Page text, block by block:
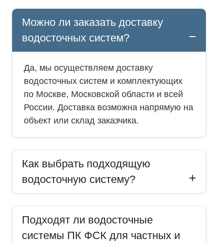
Можно ли заказать доставку
водосточных систем?
Да, мы осуществляем доставку
водосточных систем и комплектующих
по Москве, Московской области и всей
России. Доставка возможна напрямую на
объект или склад заказчика.
Как выбрать подходящую
водосточную систему?
Подходят ли водосточные
системы ПК ФСК для частных и